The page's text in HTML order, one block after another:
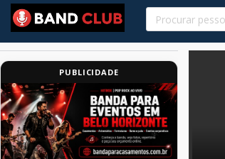
PUBLICIDADE